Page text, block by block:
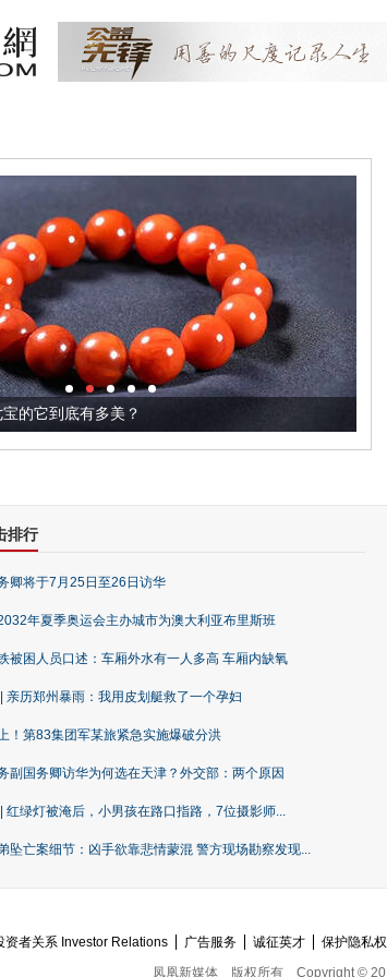
的它到底有多美？
排行
卿将于7月25日至26日访华
年夏季奥运会主办城市为澳大利亚布里斯班
被困人员口述：车厢外水有一人多高 车厢内缺氧
亲历郑州暴雨：我用皮划艇救了一个孕妇
！第83集团军某旅紧急实施爆破分洪
副国务卿访华为何选在天津？外交部：两个原因
红绿灯被淹后，小男孩在路口指路，7位摄影师...
坠亡案细节：凶手欲靠悲情蒙混 警方现场勘察发现...
资者关系 Investor Relations 广告服务 诚征英才 保护隐私权
凤凰新媒体
版权所有 Copyright ©